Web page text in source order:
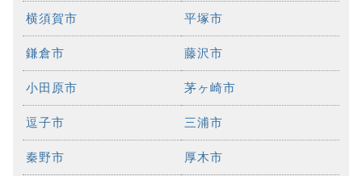
横須賀市 平塚市
鎌倉市 藤沢市
小田原市 茅ヶ崎市
逗子市 三浦市
秦野市 厚木市